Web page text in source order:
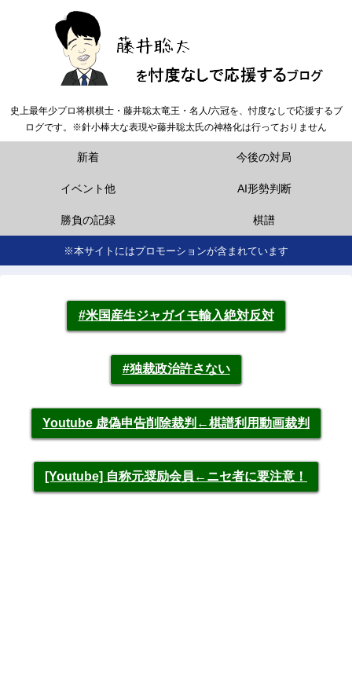
史上最年少プロ将棋棋士・藤井聡太竜王・名人/六冠を、忖度なしで応援するブ
ログです。※針小棒大な表現や藤井聡太氏の神格化は行っておりません
新着 今後の対局
イベント他 AI形勢判断
勝負の記録 棋譜
※本サイトにはプロモーションが含まれています
#米国産生ジャガイモ輸入絶対反対
#独裁政治許さない
Youtube 虚偽申告削除裁判←棋譜利用動画裁判
[Youtube] 自称元奨励会員←ニセ者に要注意！